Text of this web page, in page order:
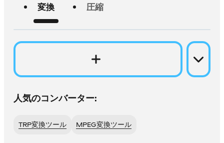
変換 圧縮
人気のコンバーター:
TRP変換ツール MPEG変換ツール